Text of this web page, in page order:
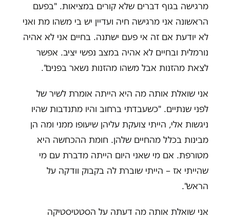
מרגישה בגוף דברים שלא קורים במציאות. "בפעם
הראשונה אני מרגישה חיה ועדיין יש בי משהו מת ואני
לא יודעת אם זה אי פעם ישתנה. בחיים אני לא אהיה
נורמלית ובחיים לא אהיה במצב נפשי יציב. אפשר
לצאת מהזנות אבל משהו מהזנות נשאר בפנים".
אני שואלת אותה מה היא הייתה אומרת לשיר של
לפני שנתיים. "כשעבדתי ברחוב והיו מתנדבות שהיו
ניגשות אלי, הייתי צועקת עליהן שיעופו ממני ומה הן
מבינות בכלל מהחיים שלהן. חומת ההכחשה היא
מטורפת. אם מי שאני היום הייתה מדברת עם מי
שהייתי אז – הייתי שוברת לה בקבוק וודקה על
הראש".
אני שואלת אותה מה דעתה על הסטטיסטיקה